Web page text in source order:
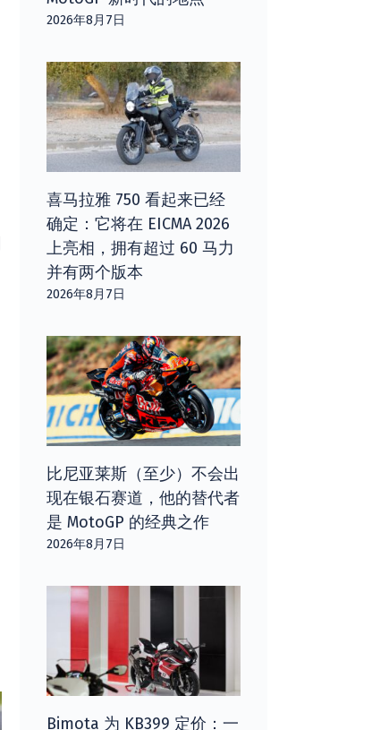
2026年8月7日
喜马拉雅 750 看起来已经
确定：它将在 EICMA 2026
上亮相，拥有超过 60 马力
并有两个版本
2026年8月7日
比尼亚莱斯（至少）不会出
现在银石赛道，他的替代者
是 MotoGP 的经典之作
2026年8月7日
Bimota 为 KB399 定价：一